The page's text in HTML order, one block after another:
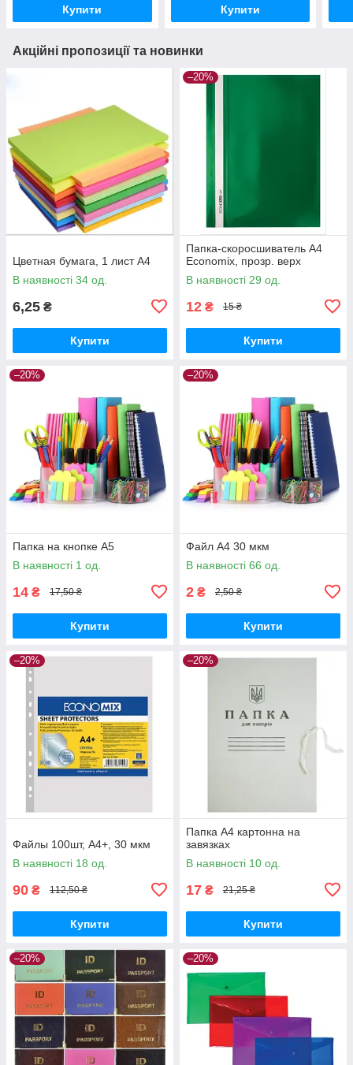
Купити Купити
Акційні пропозиції та новинки
Цветная бумага, 1 лист А4
В наявності 34 од.
6,25 ₴
Купити
–20%
Папка-скоросшиватель А4
Economix, прозр. верх
В наявності 29 од.
12 ₴ 15 ₴
Купити
–20%
Папка на кнопке А5
В наявності 1 од.
14 ₴ 17,50 ₴
Купити
–20%
Файл А4 30 мкм
В наявності 66 од.
2 ₴ 2,50 ₴
Купити
–20%
Файлы 100шт, А4+, 30 мкм
В наявності 18 од.
90 ₴ 112,50 ₴
Купити
–20%
Папка А4 картонна на
завязках
В наявності 10 од.
17 ₴ 21,25 ₴
Купити
–20% –20%